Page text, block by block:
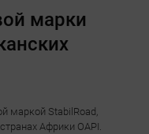
марки
маркой StabilRoad,
Африки OAPI.